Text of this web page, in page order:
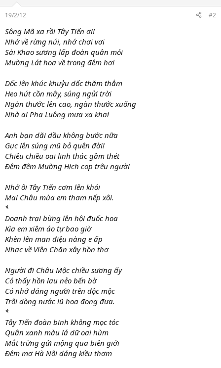
19/2/12 #2
Sông Mã xa rồi Tây Tiến ơi!
Nhớ về rừng núi, nhớ chơi vơi
Sài Khao sương lấp đoàn quân mỏi
Mường Lát hoa về trong đêm hơi
Dốc lên khúc khuỷu dốc thăm thẳm
Heo hút cồn mây, súng ngửi trời
Ngàn thước lên cao, ngàn thước xuống
Nhà ai Pha Luông mưa xa khơi
Anh bạn dãi dầu không bước nữa
Gục lên súng mũ bỏ quên đời!
Chiều chiều oai linh thác gầm thét
Đêm đêm Mường Hịch cọp trêu người
Nhớ ôi Tây Tiến cơm lên khói
Mai Châu mùa em thơm nếp xôi.
*
Doanh trại bừng lên hội đuốc hoa
Kìa em xiêm áo tự bao giờ
Khèn lên man điệu nàng e ấp
Nhạc về Viên Chăn xây hồn thơ
Người đi Châu Mộc chiều sương ấy
Có thấy hồn lau nẻo bến bờ
Có nhớ dáng người trên độc mộc
Trôi dòng nước lũ hoa đong đưa.
*
Tây Tiến đoàn binh không mọc tóc
Quân xanh màu lá dữ oai hùm
Mắt trừng gửi mộng qua biên giới
Đêm mơ Hà Nội dáng kiều thơm